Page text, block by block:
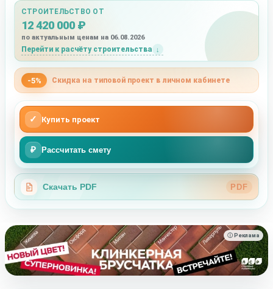
СТРОИТЕЛЬСТВО ОТ
12 420 000 ₽
по актуальным ценам на 06.08.2026
Перейти к расчёту строительства
-5% Скидка на типовой проект в личном кабинете
✓ Купить проект
₽ Рассчитать смету
Скачать PDF PDF
ⓘ Реклама